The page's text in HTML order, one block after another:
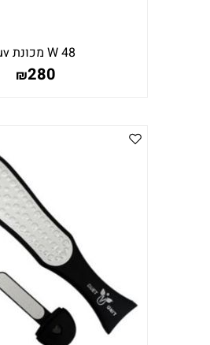
48 W מכונת uv
₪280